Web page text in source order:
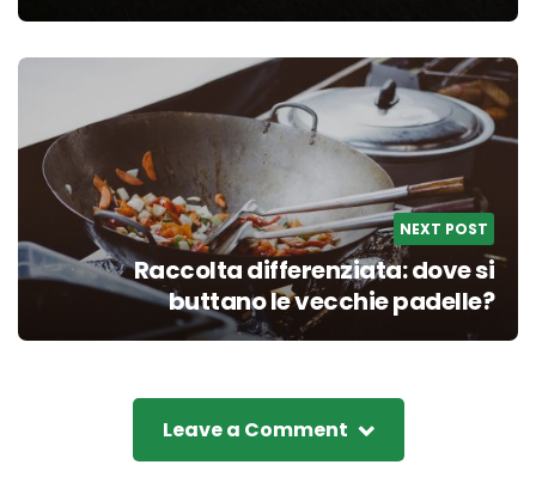
NEXT POST
Raccolta differenziata: dove si
buttano le vecchie padelle?
Leave a Comment